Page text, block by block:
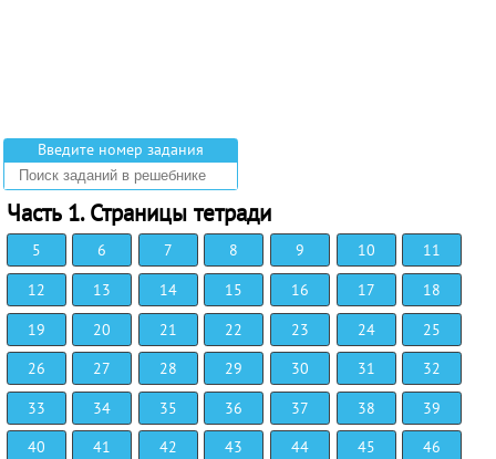
Введите номер задания
Часть 1. Страницы тетради
5 6 7 8 9 10
11
12
13 14 15 16 17
18
19
20 21 22 23 24
25
26
27 28 29 30 31
32
33
34 35 36 37 38
39
40
41 42 43 44 45
46